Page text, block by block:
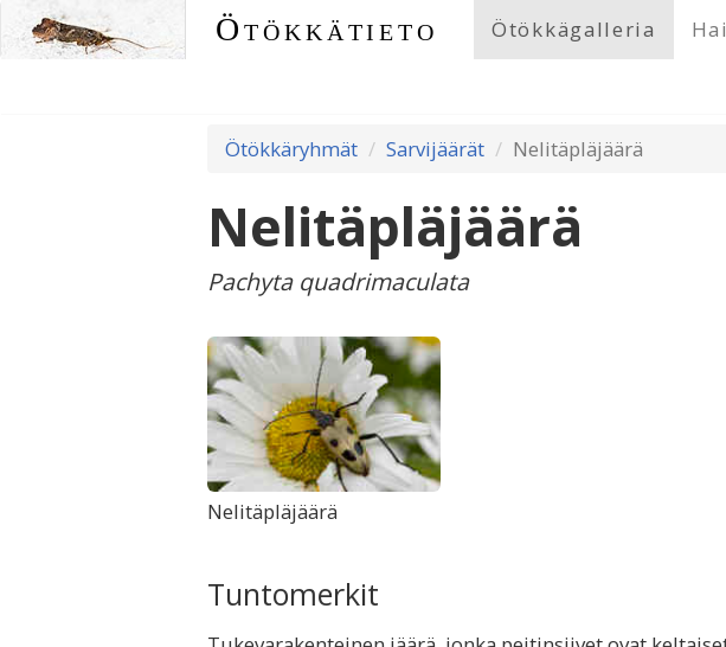
Ötökkätieto Ötökkägalleria
Ötökkäryhmät Sarvijäärät Nelitäpläjäärä
Nelitäpläjäärä
Pachyta quadrimaculata
Nelitäpläjäärä
Tuntomerkit